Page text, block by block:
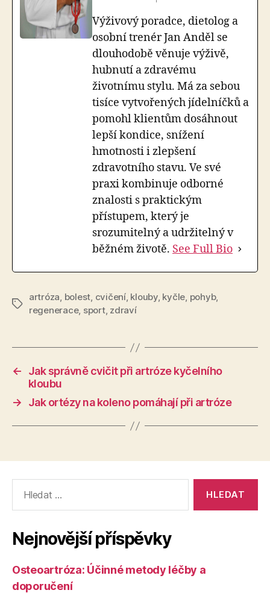
Výživový poradce, dietolog a
osobní trenér Jan Anděl se
dlouhodobě věnuje výživě,
hubnutí a zdravému
životnímu stylu. Má za sebou
tisíce vytvořených jídelníčků a
pomohl klientům dosáhnout
lepší kondice, snížení
hmotnosti i zlepšení
zdravotního stavu. Ve své
praxi kombinuje odborné
znalosti s praktickým
přístupem, který je
srozumitelný a udržitelný v
běžném životě. See Full Bio
Štítky
artróza, bolest, cvičení, klouby, kyčle, pohyb,
regenerace, sport, zdraví
←
Jak správně cvičit při artróze kyčelního
kloubu
→
Jak ortézy na koleno pomáhají při artróze
vyhledávání:
Nejnovější příspěvky
Osteoartróza: Účinné metody léčby a
doporučení